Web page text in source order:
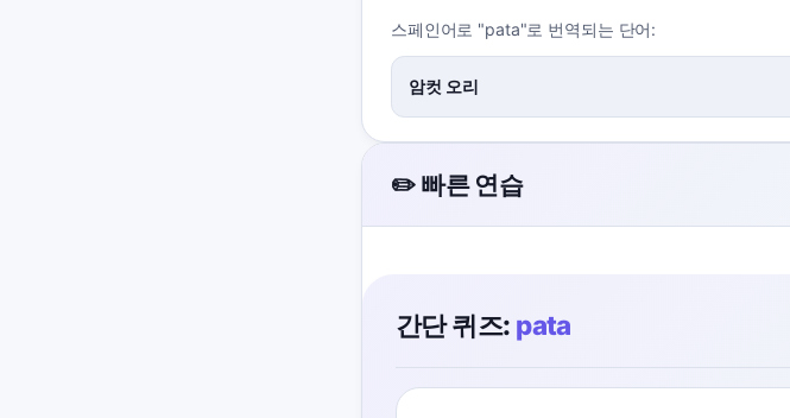
스페인어로 "pata"로 번역되는 단어:
암컷 오리
✏️ 빠른 연습
간단 퀴즈: pata